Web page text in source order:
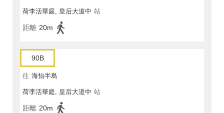
荷李活華庭, 皇后大道中 站
距離 20m
90B
往 海怡半島
荷李活華庭, 皇后大道中 站
距離 20m